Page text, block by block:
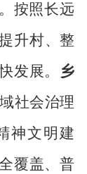
。按照长远
升村、整
发展。
乡
社会治理
神文明建
覆盖、普